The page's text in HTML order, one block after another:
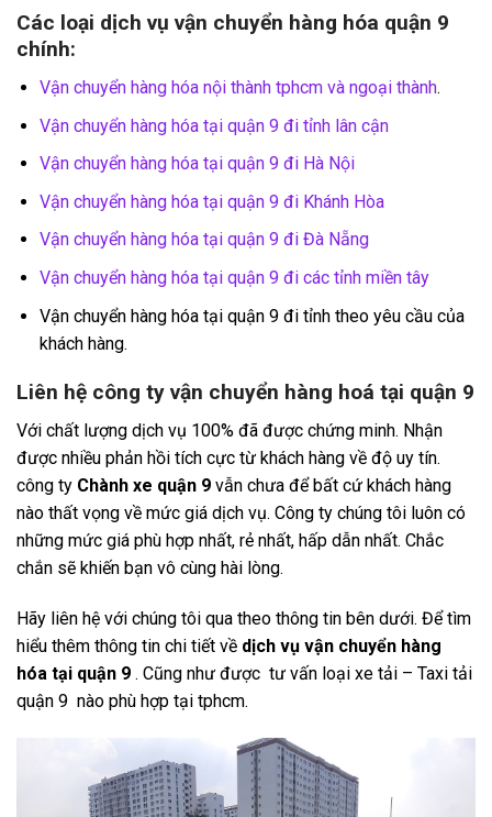
Các loại dịch vụ vận chuyển hàng hóa quận 9
chính:
Vận chuyển hàng hóa nội thành tphcm và ngoại thành.
Vận chuyển hàng hóa tại quận 9 đi tỉnh lân cận
Vận chuyển hàng hóa tại quận 9 đi Hà Nội
Vận chuyển hàng hóa tại quận 9 đi Khánh Hòa
Vận chuyển hàng hóa tại quận 9 đi Đà Nẵng
Vận chuyển hàng hóa tại quận 9 đi các tỉnh miền tây
Vận chuyển hàng hóa tại quận 9 đi tỉnh theo yêu cầu của
khách hàng.
Liên hệ công ty vận chuyển hàng hoá tại quận 9
Với chất lượng dịch vụ 100% đã được chứng minh. Nhận
được nhiều phản hồi tích cực từ khách hàng về độ uy tín.
công ty Chành xe quận 9 vẫn chưa để bất cứ khách hàng
nào thất vọng về mức giá dịch vụ. Công ty chúng tôi luôn có
những mức giá phù hợp nhất, rẻ nhất, hấp dẫn nhất. Chắc
chắn sẽ khiến bạn vô cùng hài lòng.
Hãy liên hệ với chúng tôi qua theo thông tin bên dưới. Để tìm
hiểu thêm thông tin chi tiết về dịch vụ vận chuyển hàng
hóa tại quận 9 . Cũng như được tư vấn loại xe tải – Taxi tải
quận 9 nào phù hợp tại tphcm.